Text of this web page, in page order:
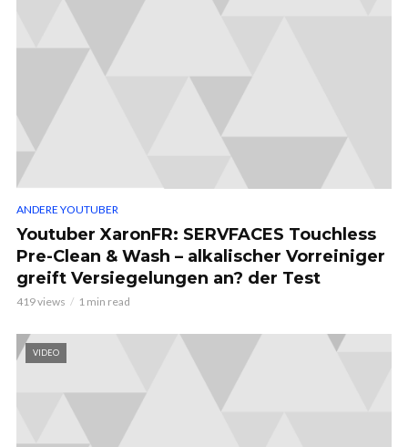
ANDERE YOUTUBER
Youtuber XaronFR: SERVFACES Touchless
Pre-Clean & Wash – alkalischer Vorreiniger
greift Versiegelungen an? der Test
419 views 1 min read
VIDEO